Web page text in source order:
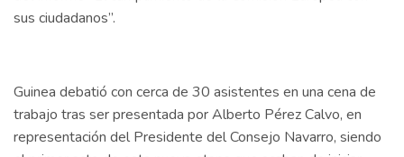
sus ciudadanos”.
Guinea debatió con cerca de 30 asistentes en una cena de
trabajo tras ser presentada por Alberto Pérez Calvo, en
representación del Presidente del Consejo Navarro, siendo